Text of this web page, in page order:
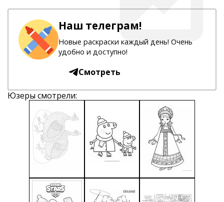
Наш телеграм!
Новые раскраски каждый день! Очень
удобно и доступно!
Смотреть
Юзеры смотрели: